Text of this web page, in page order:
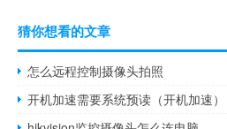
猜你想看的文章
怎么远程控制摄像头拍照
开机加速需要系统预读（开机加速）